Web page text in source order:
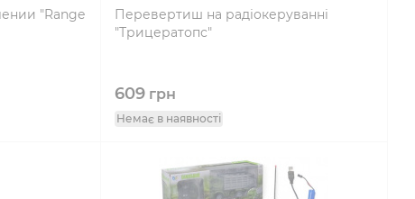
"Range
Перевертиш на радіокеруванні
"Трицератопс"
609грн
Немає в наявності